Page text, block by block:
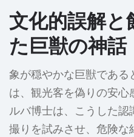
文化的誤解
た巨獣の神話
象が穏やかな巨獣であ
は、観光客を偽りの安
ルバ博士は、こうした認
撮りを試みさせ、危険な